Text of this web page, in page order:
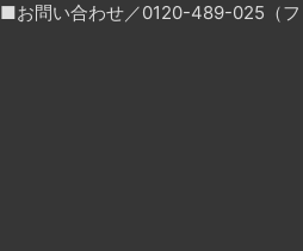
■お問い合わせ／0120-489-025（フ